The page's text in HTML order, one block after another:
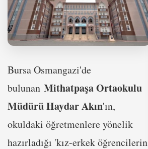
Bursa Osmangazi'de
bulunan Mithatpaşa Ortaokulu
Müdürü Haydar Akın'ın,
okuldaki öğretmenlere yönelik
hazırladığı 'kız-erkek öğrencilerin